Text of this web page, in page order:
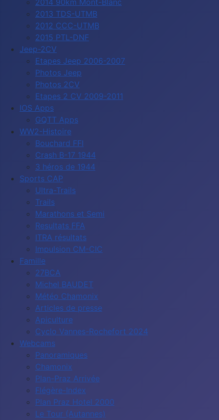
2014 90km Mont-Blanc
2013 TDS-UTMB
2012 CCC-UTMB
2015 PTL-DNF
Jeep-2CV
Etapes Jeep 2006-2007
Photos Jeep
Photos 2CV
Etapes 2 CV 2009-2011
IOS Apps
GQTT Apps
WW2-Histoire
Bouchard FFI
Crash B-17 1944
3 héros de 1944
Sports CAP
Ultra-Trails
Trails
Marathons et Semi
Resultats FFA
ITRA résultats
Impulsion CM-CIC
Famille
27BCA
Michel BAUDET
Météo Chamonix
Articles de presse
Apiculture
Cyclo Vannes-Rochefort 2024
Webcams
Panoramiques
Chamonix
Plan-Praz Arrivée
Flégère-Index
Plan Praz Hotel 2000
Le Tour (Autannes)